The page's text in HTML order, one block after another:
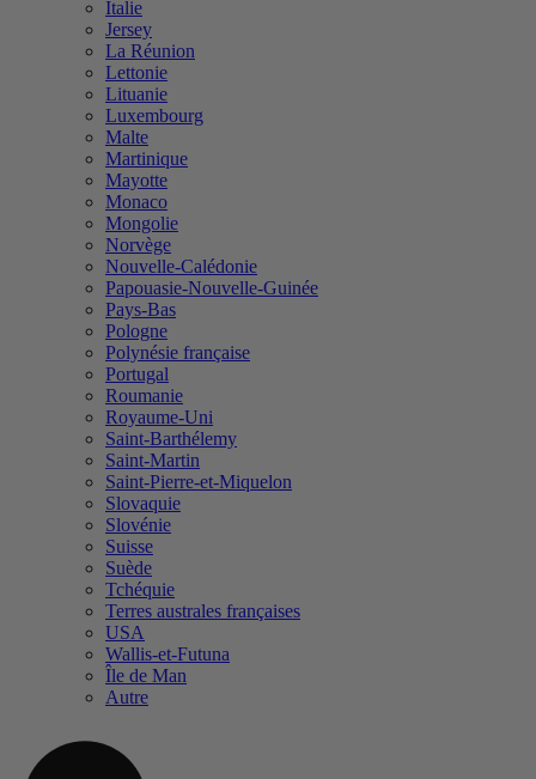
Italie
Jersey
La Réunion
Lettonie
Lituanie
Luxembourg
Malte
Martinique
Mayotte
Monaco
Mongolie
Norvège
Nouvelle-Calédonie
Papouasie-Nouvelle-Guinée
Pays-Bas
Pologne
Polynésie française
Portugal
Roumanie
Royaume-Uni
Saint-Barthélemy
Saint-Martin
Saint-Pierre-et-Miquelon
Slovaquie
Slovénie
Suisse
Suède
Tchéquie
Terres australes françaises
USA
Wallis-et-Futuna
Île de Man
Autre